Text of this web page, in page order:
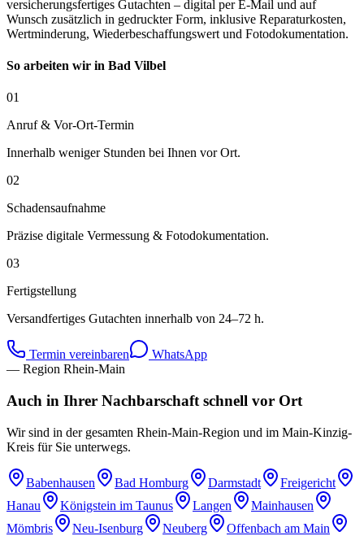
versicherungsfertiges Gutachten – digital per E-Mail und auf
Wunsch zusätzlich in gedruckter Form, inklusive Reparaturkosten,
Wertminderung, Wiederbeschaffungswert und Fotodokumentation.
So arbeiten wir in Bad Vilbel
01
Anruf & Vor-Ort-Termin
Innerhalb weniger Stunden bei Ihnen vor Ort.
02
Schadensaufnahme
Präzise digitale Vermessung & Fotodokumentation.
03
Fertigstellung
Versandfertiges Gutachten innerhalb von 24–72 h.
Termin vereinbaren
WhatsApp
— Region Rhein-Main
Auch in Ihrer Nachbarschaft schnell vor Ort
Wir sind in der gesamten Rhein-Main-Region und im Main-Kinzig-
Kreis für Sie unterwegs.
Babenhausen Bad Homburg Darmstadt
Freigericht
Hanau
Königstein im Taunus Langen
Mainhausen
Mömbris
Neu-Isenburg Neuberg
Offenbach am Main